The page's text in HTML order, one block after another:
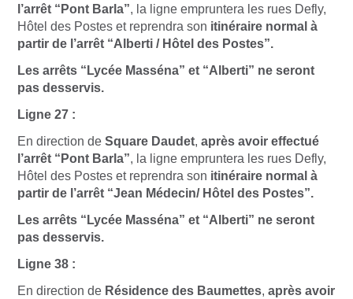
l’arrêt “Pont Barla”, la ligne empruntera les rues Defly,
Hôtel des Postes et reprendra son itinéraire normal à
partir de l’arrêt “Alberti / Hôtel des Postes”.
Les arrêts “Lycée Masséna” et “Alberti” ne seront
pas desservis.
Ligne 27 :
En direction de Square Daudet, après avoir effectué
l’arrêt “Pont Barla”, la ligne empruntera les rues Defly,
Hôtel des Postes et reprendra son itinéraire normal à
partir de l’arrêt “Jean Médecin/ Hôtel des Postes”.
Les arrêts “Lycée Masséna” et “Alberti” ne seront
pas desservis.
Ligne 38 :
En direction de Résidence des Baumettes, après avoir